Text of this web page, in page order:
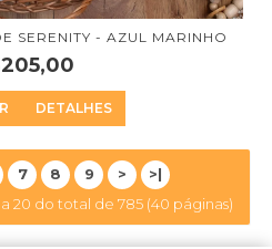
SERENITY - AZUL MARINHO
DETALHES
7 8 9 >
>|
20 do total de 785 (40 páginas)